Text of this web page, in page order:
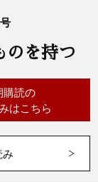
のを持つ
購読の
はこちら